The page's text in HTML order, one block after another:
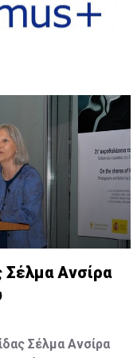
Ανσίρα
Σέλμα Ανσίρα